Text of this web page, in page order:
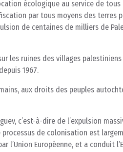
écologique au service de
par tous moyens des terres
de centaines de milliers de
les ruines des villages
1967.
aux droits des peuples
c’est-à-dire de l’expulsion
de colonisation est
l’Union Européenne, et a conduit